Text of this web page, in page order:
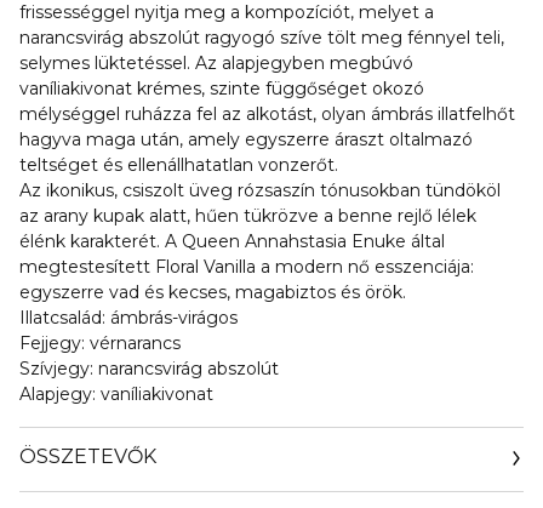
frissességgel nyitja meg a kompozíciót, melyet a
narancsvirág abszolút ragyogó szíve tölt meg fénnyel teli,
selymes lüktetéssel. Az alapjegyben megbúvó
vaníliakivonat krémes, szinte függőséget okozó
mélységgel ruházza fel az alkotást, olyan ámbrás illatfelhőt
hagyva maga után, amely egyszerre áraszt oltalmazó
teltséget és ellenállhatatlan vonzerőt.
Az ikonikus, csiszolt üveg rózsaszín tónusokban tündököl
az arany kupak alatt, hűen tükrözve a benne rejlő lélek
élénk karakterét. A Queen Annahstasia Enuke által
megtestesített Floral Vanilla a modern nő esszenciája:
egyszerre vad és kecses, magabiztos és örök.
Illatcsalád: ámbrás-virágos
Fejjegy: vérnarancs
Szívjegy: narancsvirág abszolút
Alapjegy: vaníliakivonat
ÖSSZETEVŐK